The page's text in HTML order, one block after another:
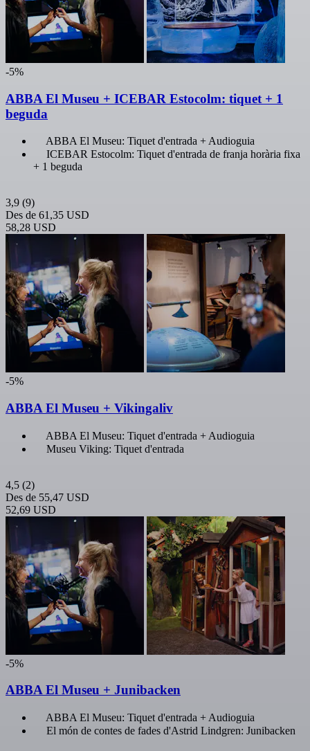
-5%
ABBA El Museu + ICEBAR Estocolm: tiquet + 1
beguda
ABBA El Museu: Tiquet d'entrada + Audioguia
ICEBAR Estocolm: Tiquet d'entrada de franja horària fixa
+ 1 beguda
3,9 (9)
Des de 61,35 USD
58,28 USD
-5%
ABBA El Museu + Vikingaliv
ABBA El Museu: Tiquet d'entrada + Audioguia
Museu Viking: Tiquet d'entrada
4,5 (2)
Des de 55,47 USD
52,69 USD
-5%
ABBA El Museu + Junibacken
ABBA El Museu: Tiquet d'entrada + Audioguia
El món de contes de fades d'Astrid Lindgren: Junibacken